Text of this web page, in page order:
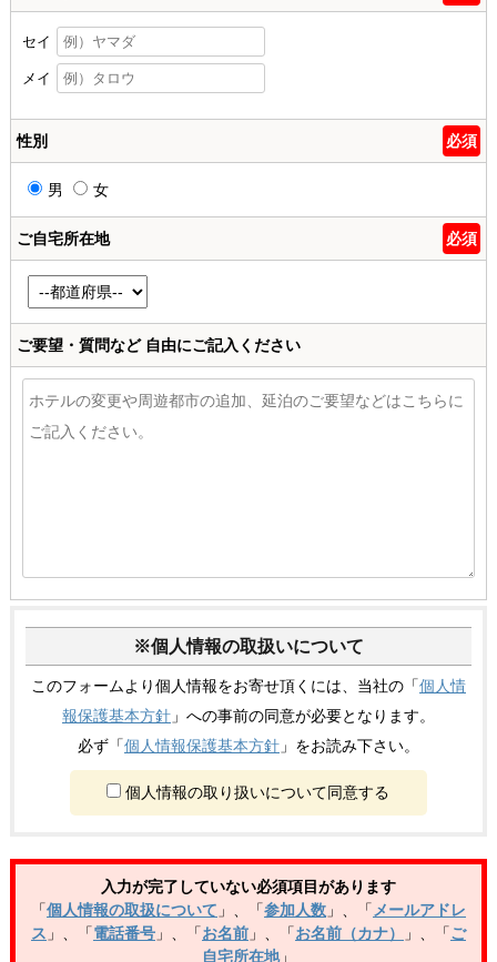
セイ
メイ
性別 必須
男 女
ご自宅所在地 必須
ご要望・質問など自由にご記入ください
※個人情報の取扱いについて
このフォームより個人情報をお寄せ頂くには、当社の「個人情
報保護基本方針 」への事前の同意が必要となります。
必ず「個人情報保護基本方針 」をお読み下さい。
個人情報の取り扱いについて同意する
入力が完了していない必須項目があります
「個人情報の取扱について 」 「参加人数 」 「 メールアドレ
ス 」 「電話番号 」 「お名前 」 「お名前（カナ） 」 「ご
自宅所在地」